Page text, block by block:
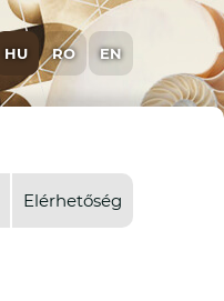
HU RO EN
Elérhetőség